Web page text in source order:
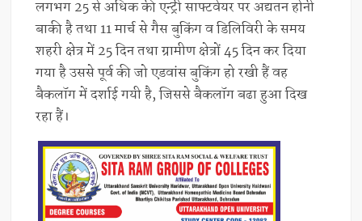
लगभग 25 से अधिक की एन्ट्री साफ्टवेयर पर अद्यतन होनी
बाकी है तथा 11 मार्च से गैस बुकिंग व डिलिविरी के समय
शहरी क्षेत्र में 25 दिन तथा ग्रामीण क्षेत्रों 45 दिन कर दिया
गया है उससे पूर्व की जो एडवांस बुकिंग हो रखी हैं वह
बैकलॉग में दर्शाई गयी है, जिससे बैकलॉग बढा हुआ दिख
रहा हैं।